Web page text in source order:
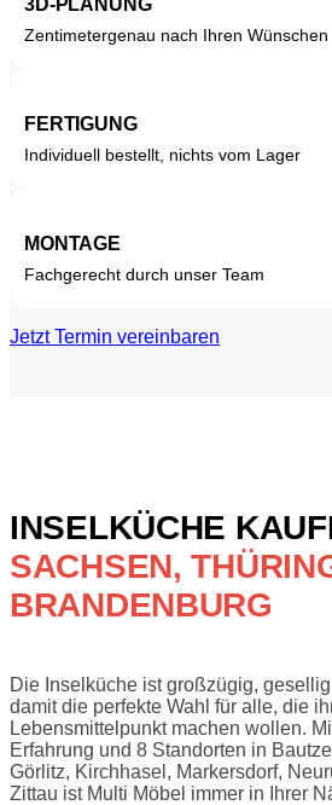
Zentimetergenau nach Ihren Wünschen
FERTIGUNG
Individuell bestellt, nichts vom Lager
MONTAGE
Fachgerecht durch unser Team
Jetzt Termin vereinbaren
INSELKÜCHE
SACHSEN,
BRANDENBURG
Die Inselküche ist großzügig,
damit die perfekte Wahl für alle, die
Lebensmittelpunkt machen wollen.
Erfahrung und 8 Standorten in
Görlitz, Kirchhasel, Markersdorf,
Zittau ist Multi Möbel immer in Ihrer